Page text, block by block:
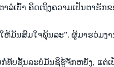
ຕາລໍເບົ້າ ຄິດເຖິງຄວາມເປັນຕາຮັກຂ
ໃຫ້ມັນສົມໃຈພຸ້ນລະ”. ຜູ້ມາຮວ່ມງາ
ກໍທັບຊັ້ນລະບໍມັນຊິຮູ້ຈັກຫຍັງ, ແຕ່ເ